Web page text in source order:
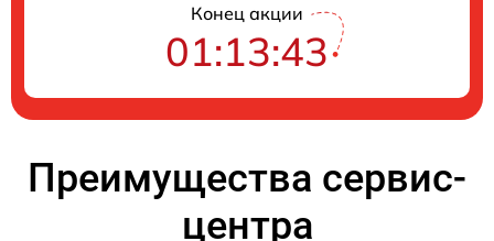
Конец акции
01:13:42
Преимущества сервис-
центра